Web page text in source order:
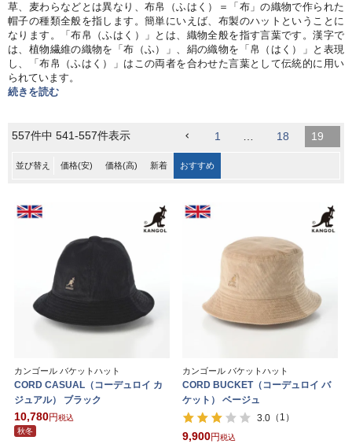
草、麦わらなどとは異なり、布帛（ふはく）＝「布」の織物で作られた
帽子の種類全般を指します。簡単にいえば、布製のハットということに
なります。「布帛（ふはく）」とは、織物全般を指す言葉です。漢字で
は、植物繊維の織物を「布（ふ）」、絹の織物を「帛（はく）」と表現
し、「布帛（ふはく）」はこの両者を合わせた言葉として伝統的に用い
られています。
続きを読む
並び替え 価格(安) 価格(高) 新着 おすすめ
557件中 541-557件表示 1 … 18 19
カンゴール バケットハット
CORD CASUAL（コーデュロイ カ
ジュアル） ブラック
10,780
税込
秋冬
カンゴール バケットハット
CORD BUCKET（コーデュロイ バ
ケット） ベージュ
3.0 （1）
9,900
税込